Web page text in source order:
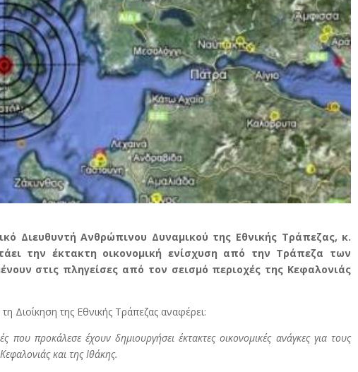
Διευθυντή Ανθρώπινου Δυναμικού της Εθνικής Τράπεζας, κ.
την έκτακτη οικονομική ενίσχυση από την Τράπεζα των
στις πληγείσες από τον σεισμό περιοχές της Κεφαλονιάς
Διοίκηση της Εθνικής Τράπεζας αναφέρει:
που προκάλεσε έχουν δημιουργήσει έκτακτες οικονομικές ανάγκες για τους
και της Ιθάκης.